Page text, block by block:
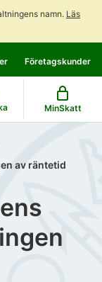
namn. Läs
Företagskunder
MinSkatt
av räntetid